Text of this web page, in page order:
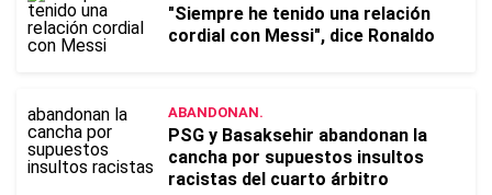
"Siempre he tenido una relación
cordial con Messi", dice Ronaldo
ABANDONAN.
PSG y Basaksehir abandonan la
cancha por supuestos insultos
racistas del cuarto árbitro